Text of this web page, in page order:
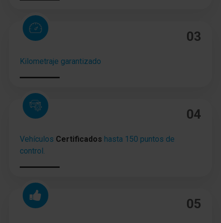
Asistente a la conducción: Asistente de subidas
Motor 1,0 Ltr. - 52 kW 12V CAT
03
Kilometraje garantizado
04
Vehículos Certificados hasta 150 puntos de
control.
05